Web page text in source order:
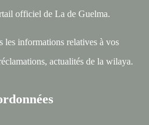
officiel de La de Guelma.
les informations relatives à vos
actualités de la wilaya.